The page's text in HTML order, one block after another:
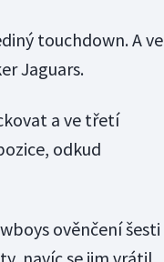
touchdown. A ve
Jaguars.
a ve třetí
odkud
ověnčení šesti